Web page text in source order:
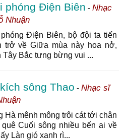
phóng Điện Biên - Nhạc
Nhuận
Điện Biên, bộ đội ta tiến
trở về Giữa mùa này hoa nở,
Tây Bắc tưng bừng vui ...
sông Thao - Nhạc sĩ
Hà mênh mông trôi cát tới chân
quê Cuối sông nhiều bến ai về
Làn gió xanh rì...